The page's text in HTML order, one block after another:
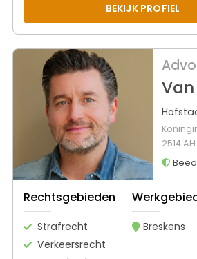
BEKIJK PROFIEL
2514
Rechtsgebieden
Strafrecht
Verkeersrecht
Breskens